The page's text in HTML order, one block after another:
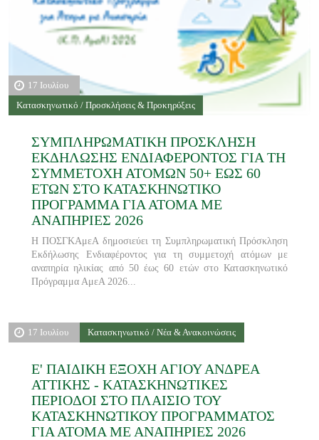
17 Ιουλίου
Κατασκηνωτικό / Προσκλήσεις & Προκηρύξεις
ΣΥΜΠΛΗΡΩΜΑΤΙΚΗ ΠΡΟΣΚΛΗΣΗ
ΕΚΔΗΛΩΣΗΣ ΕΝΔΙΑΦΕΡΟΝΤΟΣ ΓΙΑ ΤΗ
ΣΥΜΜΕΤΟΧΗ ΑΤΟΜΩΝ 50+ ΕΩΣ 60
ΕΤΩΝ ΣΤΟ ΚΑΤΑΣΚΗΝΩΤΙΚΟ
ΠΡΟΓΡΑΜΜΑ ΓΙΑ ΑΤΟΜΑ ΜΕ
ΑΝΑΠΗΡΙΕΣ 2026
Η ΠΟΣΓΚΑμεΑ δημοσιεύει τη Συμπληρωματική Πρόσκληση
Εκδήλωσης Ενδιαφέροντος για τη συμμετοχή ατόμων με
αναπηρία ηλικίας από 50 έως 60 ετών στο Κατασκηνωτικό
Πρόγραμμα ΑμεΑ 2026...
17 Ιουλίου Κατασκηνωτικό / Νέα & Ανακοινώσεις
Ε' ΠΑΙΔΙΚΗ ΕΞΟΧΗ ΑΓΙΟΥ ΑΝΔΡΕΑ
ΑΤΤΙΚΗΣ - ΚΑΤΑΣΚΗΝΩΤΙΚΕΣ
ΠΕΡΙΟΔΟΙ ΣΤΟ ΠΛΑΙΣΙΟ ΤΟΥ
ΚΑΤΑΣΚΗΝΩΤΙΚΟΥ ΠΡΟΓΡΑΜΜΑΤΟΣ
ΓΙΑ ΑΤΟΜΑ ΜΕ ΑΝΑΠΗΡΙΕΣ 2026